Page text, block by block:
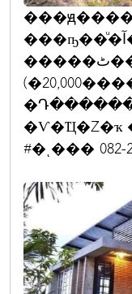
�����ٹ���Ի��ʹ� 20��ͧ
#�ͺ��� 082-